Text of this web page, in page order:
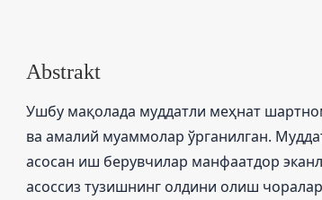
Abstrakt
Ушбу мақолада муддатли меҳнат
ва амалий муаммолар ўрганилган.
асосан иш берувчилар манфаатдор
асоссиз тузишнинг олдини олиш